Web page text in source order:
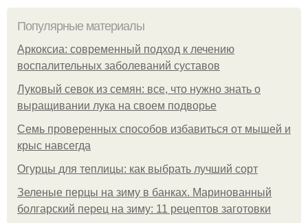
Популярные материалы
Аркоксиа: современный подход к лечению
воспалительных заболеваний суставов
Луковый севок из семян: все, что нужно знать о
выращивании лука на своем подворье
Семь проверенных способов избавиться от мышей и
крыс навсегда
Огурцы для теплицы: как выбрать лучший сорт
Зеленые перцы на зиму в банках. Маринованный
болгарский перец на зиму: 11 рецептов заготовки